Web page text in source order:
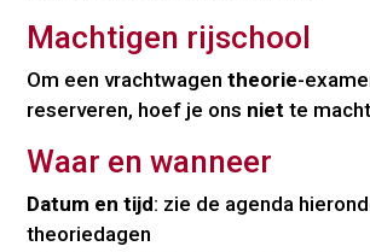
Machtigen rijschool
Om een vrachtwagen theorie-
reserveren, hoef je ons niet te
Waar en wanneer
Datum en tijd: zie de agenda
theoriedagen